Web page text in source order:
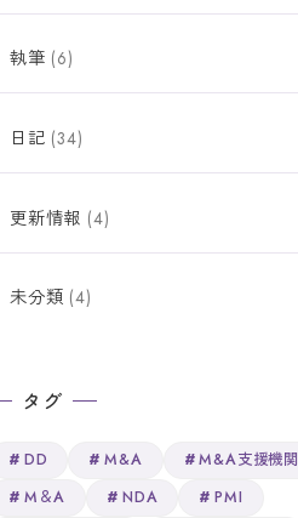
執筆 (6)
日記 (34)
更新情報 (4)
未分類 (4)
タグ
DD M&A
M&A支援機関
M＆A
NDA
PMI